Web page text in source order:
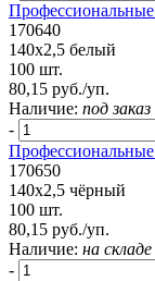
170640
140х2,5 белый
100 шт.
80,15 руб./уп.
Наличие: под заказ
-
170650
140х2,5 чёрный
100 шт.
80,15 руб./уп.
Наличие: на складе
-